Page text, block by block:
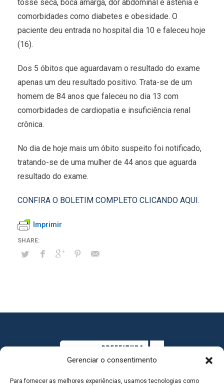
Gerenciar o consentimento
Para fornecer as melhores experiências, usamos tecnologias como
tosse seca, boca amarga, dor abdominal e astenia e
comorbidades como diabetes e obesidade. O
paciente deu entrada no hospital dia 10 e faleceu hoje
(16).
Dos 5 óbitos que aguardavam o resultado do exame
apenas um deu resultado positivo. Trata-se de um
homem de 84 anos que faleceu no dia 13 com
comorbidades de cardiopatia e insuficiência renal
crônica.
No dia de hoje mais um óbito suspeito foi notificado,
tratando-se de uma mulher de 44 anos que aguarda
resultado do exame.
CONFIRA O BOLETIM COMPLETO CLICANDO AQUI.
Imprimir